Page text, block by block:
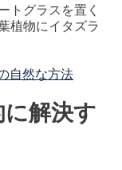
トグラスを置く
植物にイタズラ
自然な方法
解決す